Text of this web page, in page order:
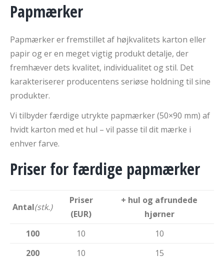
Papmærker
Papmærker er fremstillet af højkvalitets karton eller
papir og er en meget vigtig produkt detalje, der
fremhæver dets kvalitet, individualitet og stil. Det
karakteriserer producentens seriøse holdning til sine
produkter.
Vi tilbyder færdige utrykte papmærker (50×90 mm) af
hvidt karton med et hul – vil passe til dit mærke i
enhver farve.
Priser for færdige papmærker
Antal(stk.)
Priser
(EUR)
+ hul og afrundede
hjørner
100
10
10
200
10
15